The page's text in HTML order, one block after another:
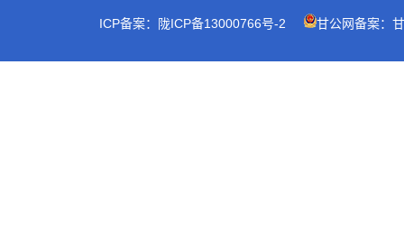
ICP备案：陇ICP备13000766号-2 甘公网备案：